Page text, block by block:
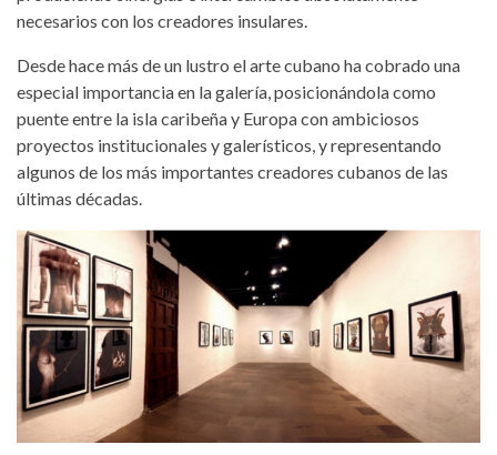
necesarios con los creadores insulares.
Desde hace más de un lustro el arte cubano ha cobrado una
especial importancia en la galería, posicionándola como
puente entre la isla caribeña y Europa con ambiciosos
proyectos institucionales y galerísticos, y representando
algunos de los más importantes creadores cubanos de las
últimas décadas.